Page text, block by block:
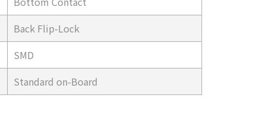
Back Flip-Lock
SMD
Standard on-Board